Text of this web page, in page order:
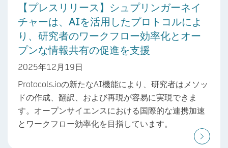
【プレスリリース】シュプリンガーネイ
チャーは、AIを活用したプロトコルによ
り、研究者のワークフロー効率化とオー
プンな情報共有の促進を支援
2025年12月19日
Protocols.ioの新たなAI機能により、研究者はメソッ
ドの作成、翻訳、および再現が容易に実現できま
す。オープンサイエンスにおける国際的な連携加速
とワークフロー効率化を目指しています。